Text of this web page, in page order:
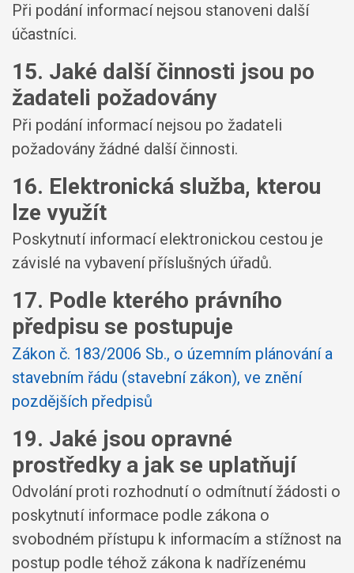
Při podání informací nejsou stanoveni další
účastníci.
15. Jaké další činnosti jsou po
žadateli požadovány
Při podání informací nejsou po žadateli
požadovány žádné další činnosti.
16. Elektronická služba, kterou
lze využít
Poskytnutí informací elektronickou cestou je
závislé na vybavení příslušných úřadů.
17. Podle kterého právního
předpisu se postupuje
Zákon č. 183/2006 Sb., o územním plánování a
stavebním řádu (stavební zákon), ve znění
pozdějších předpisů
19. Jaké jsou opravné
prostředky a jak se uplatňují
Odvolání proti rozhodnutí o odmítnutí žádosti o
poskytnutí informace podle zákona o
svobodném přístupu k informacím a stížnost na
postup podle téhož zákona k nadřízenému